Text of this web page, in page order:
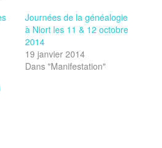
Journées de la généalogie
à Niort les 11 & 12 octobre
2014
19 janvier 2014
Dans "Manifestation"